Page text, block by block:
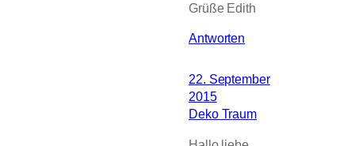
Grüße Edith
Antworten
22. September
2015
Deko Traum